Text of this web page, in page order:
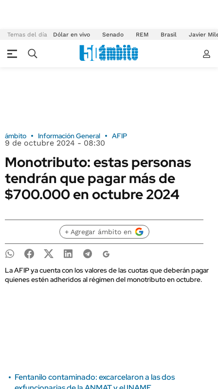
Temas del día Dólar en vivo Senado REM Brasil Javier
ámbito Información General AFIP
9 de octubre 2024 - 08:30
Monotributo: estas personas
tendrán que pagar más de
$700.000 en octubre 2024
+ Agregar ámbito en
La AFIP ya cuenta con los valores de las cuotas que deberán pagar
quienes estén adheridos al régimen del monotributo en octubre.
Fentanilo contaminado: excarcelaron a las dos